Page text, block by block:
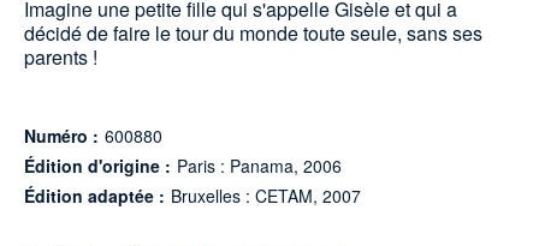
Imagine une petite fille qui s'appelle Gisèle et qui a
décidé de faire le tour du monde toute seule, sans ses
parents !
Numéro : 600880
Édition d'origine : Paris : Panama, 2006
Édition adaptée : Bruxelles : CETAM, 2007